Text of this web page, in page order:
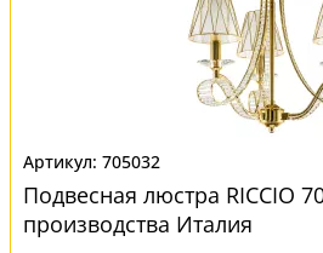
705032
Подвесная люстра RICCIO
производства Италия